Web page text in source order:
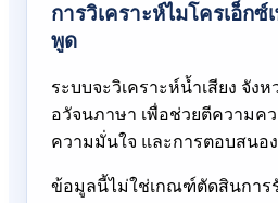
การวิเคราะห์ไมโครเอ็กซ์
พูด
ระบบจะวิเคราะห์น้ำเสียง จั
อวัจนภาษา เพื่อช่วยตีความ
ความมั่นใจ และการตอบสนอ
ข้อมูลนี้ไม่ใช่เกณฑ์ตัดสินการรั